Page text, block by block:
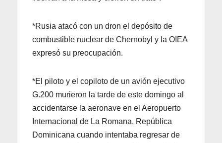
*Rusia atacó con un dron el depósito de
combustible nuclear de Chernobyl y la OIEA
expresó su preocupación.
*El piloto y el copiloto de un avión ejecutivo
G.200 murieron la tarde de este domingo al
accidentarse la aeronave en el Aeropuerto
Internacional de La Romana, República
Dominicana cuando intentaba regresar de